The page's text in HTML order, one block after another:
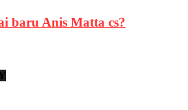
baru Anis Matta cs?